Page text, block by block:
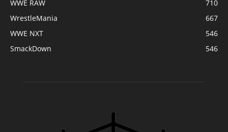
WWE RAW
710
WrestleMania
667
WWE NXT
546
SmackDown
546